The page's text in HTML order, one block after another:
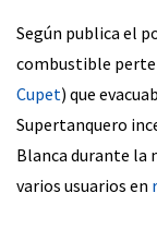
Según publica el
combustible
Cupet) que
Supertanquero
Blanca durante la
varios usuarios en